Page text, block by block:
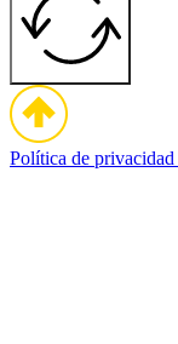
Política de privacidad